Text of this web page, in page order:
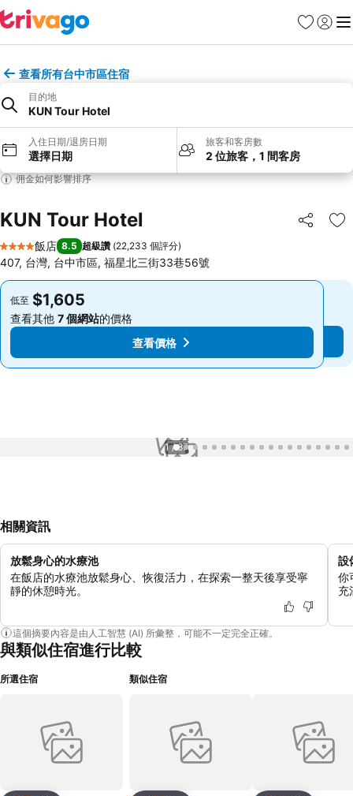
我的最愛
登入 選
查看所有台中市區住宿
目的地
KUN Tour Hotel
入住日期/退房日期
選擇日期
旅客和客房數
2 位旅客，1 間客房
佣金如何影響排序
KUN Tour Hotel 分享
加
4 星級
飯店 8.5 超級讚 (22,233 個評分)
407, 台灣, 台中市區, 福星北三街33巷56號
低至 $1,605
查看其他 7 個網站的價格
查看價格
低至 $1,605
查看其他 7 個網站的價格
查看價格
1 / 87
相關資訊
放鬆身心的水療池
在飯店的水療池放鬆身心、恢復活力，在探索一整天後享受寧
靜的休憩時光。
設
你
充
這個摘要內容是由人工智慧 (AI) 所彙整，可能不一定完全正確。
與類似住宿進行比較
所選住宿 類似住宿